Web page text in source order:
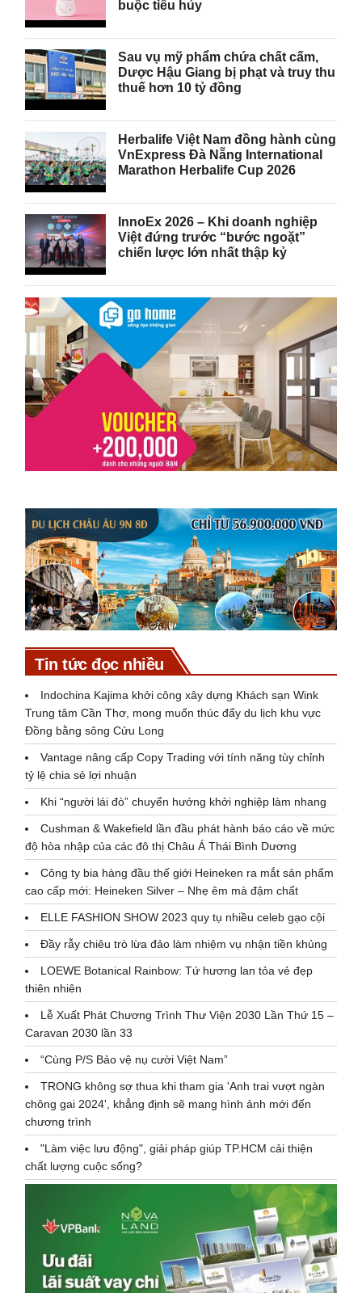
buộc tiêu hủy
Sau vụ mỹ phẩm chứa chất cấm,
Dược Hậu Giang bị phạt và truy thu
thuế hơn 10 tỷ đồng
Herbalife Việt Nam đồng hành cùng
VnExpress Đà Nẵng International
Marathon Herbalife Cup 2026
InnoEx 2026 – Khi doanh nghiệp
Việt đứng trước “bước ngoặt”
chiến lược lớn nhất thập kỷ
Tin tức đọc nhiều
Indochina Kajima khởi công xây dựng Khách sạn Wink
Trung tâm Cần Thơ, mong muốn thúc đẩy du lịch khu vực
Đồng bằng sông Cửu Long
Vantage nâng cấp Copy Trading với tính năng tùy chỉnh
tỷ lệ chia sẻ lợi nhuận
Khi “người lái đò” chuyển hướng khởi nghiệp làm nhang
Cushman & Wakefield lần đầu phát hành báo cáo về mức
độ hòa nhập của các đô thị Châu Á Thái Bình Dương
Công ty bia hàng đầu thế giới Heineken ra mắt sản phẩm
cao cấp mới: Heineken Silver – Nhẹ êm mà đậm chất
ELLE FASHION SHOW 2023 quy tụ nhiều celeb gạo cội
Đầy rẫy chiêu trò lừa đảo làm nhiệm vụ nhận tiền khủng
LOEWE Botanical Rainbow: Tứ hương lan tỏa vẻ đẹp
thiên nhiên
Lễ Xuất Phát Chương Trình Thư Viện 2030 Lần Thứ 15 –
Caravan 2030 lần 33
“Cùng P/S Bảo vệ nụ cười Việt Nam”
TRONG không sợ thua khi tham gia 'Anh trai vượt ngàn
chông gai 2024', khẳng định sẽ mang hình ảnh mới đến
chương trình
"Làm việc lưu động", giải pháp giúp TP.HCM cải thiện
chất lượng cuộc sống?